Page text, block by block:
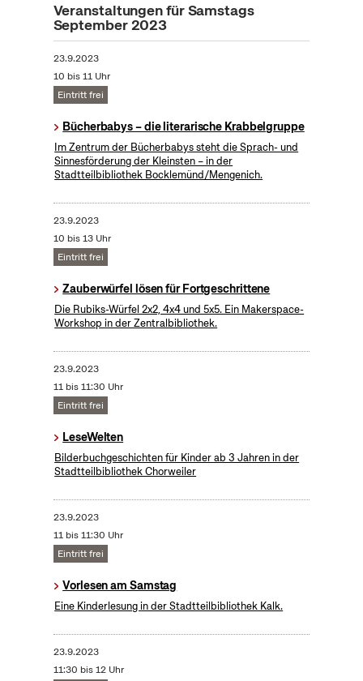
Veranstaltungen für Samstags
September 2023
23.9.2023
10 bis 11 Uhr
Eintritt frei
Bücherbabys – die literarische Krabbelgruppe
Im Zentrum der Bücherbabys steht die Sprach- und
Sinnesförderung der Kleinsten – in der
Stadtteilbibliothek Bocklemünd/Mengenich.
23.9.2023
10 bis 13 Uhr
Eintritt frei
​Zauberwürfel lösen für Fortgeschrittene
Die Rubiks-Würfel 2x2, 4x4 und 5x5. Ein Makerspace-
Workshop in der Zentralbibliothek.
23.9.2023
11 bis 11:30 Uhr
Eintritt frei
LeseWelten
Bilderbuchgeschichten für Kinder ab 3 Jahren in der
Stadtteilbibliothek Chorweiler
23.9.2023
11 bis 11:30 Uhr
Eintritt frei
Vorlesen am Samstag
Eine Kinderlesung in der Stadtteilbibliothek Kalk.
23.9.2023
11:30 bis 12 Uhr